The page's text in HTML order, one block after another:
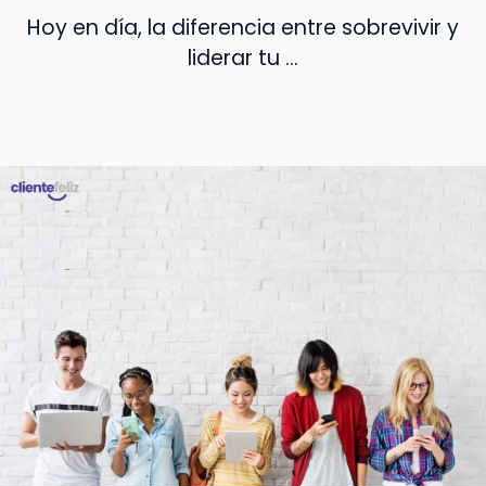
Hoy en día, la diferencia entre sobrevivir y
liderar tu ...